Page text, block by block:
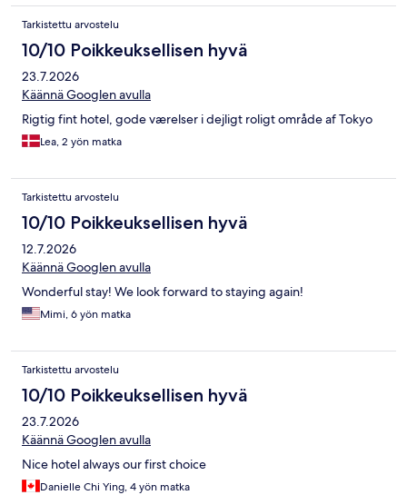
Tarkistettu arvostelu
10/10 Poikkeuksellisen hyvä
23.7.2026
Käännä Googlen avulla
Rigtig fint hotel, gode værelser i dejligt roligt område af Tokyo
Lea, 2 yön matka
Tarkistettu arvostelu
10/10 Poikkeuksellisen hyvä
12.7.2026
Käännä Googlen avulla
Wonderful stay! We look forward to staying again!
Mimi, 6 yön matka
Tarkistettu arvostelu
10/10 Poikkeuksellisen hyvä
23.7.2026
Käännä Googlen avulla
Nice hotel always our first choice
Danielle Chi Ying, 4 yön matka